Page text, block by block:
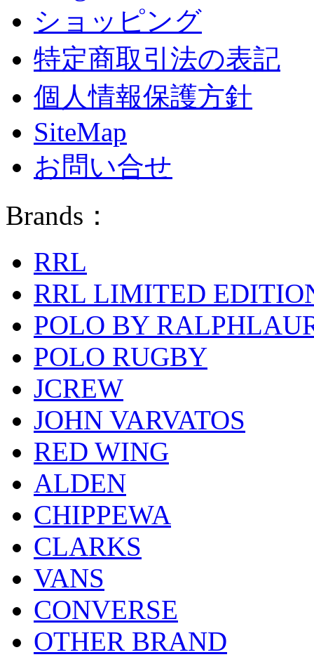
ショッピング
特定商取引法の表記
個人情報保護方針
SiteMap
お問い合せ
Brands：
RRL
RRL LIMITED
POLO BY
POLO RUGBY
JCREW
JOHN VARVATOS
RED WING
ALDEN
CHIPPEWA
CLARKS
VANS
CONVERSE
OTHER BRAND